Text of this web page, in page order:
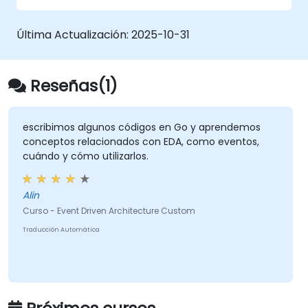
Última Actualización: 2025-10-31
Reseñas(1)
escribimos algunos códigos en Go y aprendemos
conceptos relacionados con EDA, como eventos,
cuándo y cómo utilizarlos.
Alin
Curso - Event Driven Architecture Custom
Traducción Automática